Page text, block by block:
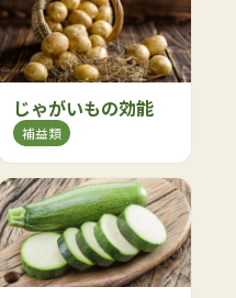
じゃがいもの効能
補益類